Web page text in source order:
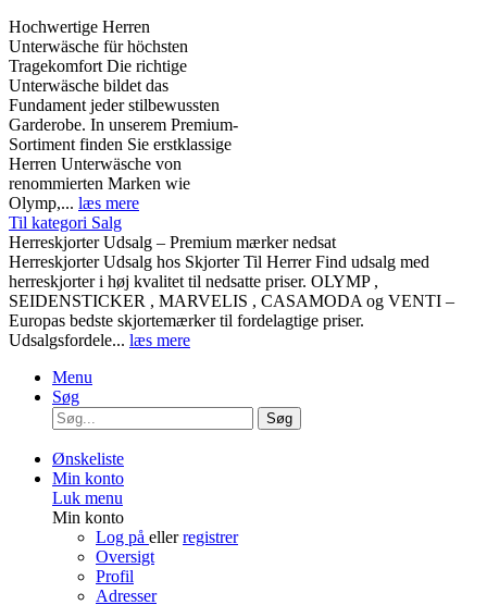
Hochwertige Herren
Unterwäsche für höchsten
Tragekomfort Die richtige
Unterwäsche bildet das
Fundament jeder stilbewussten
Garderobe. In unserem Premium-
Sortiment finden Sie erstklassige
Herren Unterwäsche von
renommierten Marken wie
Olymp,... læs mere
Til kategori Salg
Herreskjorter Udsalg – Premium mærker nedsat
Herreskjorter Udsalg hos Skjorter Til Herrer Find udsalg med
herreskjorter i høj kvalitet til nedsatte priser. OLYMP ,
SEIDENSTICKER , MARVELIS , CASAMODA og VENTI –
Europas bedste skjortemærker til fordelagtige priser.
Udsalgsfordele... læs mere
Menu
Søg
Søg
Ønskeliste
Min konto
Luk menu
Min konto
Log på ellerregistrer
Oversigt
Profil
Adresser